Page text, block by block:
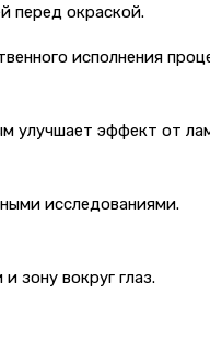
перед окраской.
исполнения
эффект от
исследованиями.
зону вокруг глаз.